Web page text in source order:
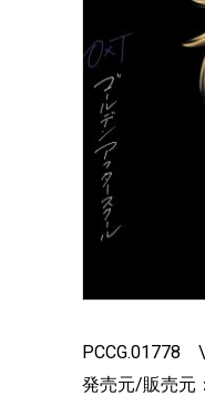
PCCG.01778
発売元/販売元